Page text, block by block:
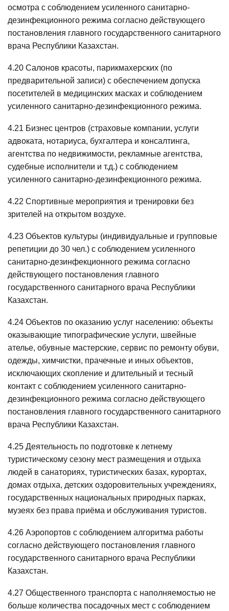
осмотра с соблюдением усиленного санитарно-
дезинфекционного режима согласно действующего
постановления главного государственного санитарного
врача Республики Казахстан.
4.20 Салонов красоты, парикмахерских (по
предварительной записи) с обеспечением допуска
посетителей в медицинских масках и соблюдением
усиленного санитарно-дезинфекционного режима.
4.21 Бизнес центров (страховые компании, услуги
адвоката, нотариуса, бухгалтера и консалтинга,
агентства по недвижимости, рекламные агентства,
судебные исполнители и т.д.) с соблюдением
усиленного санитарно-дезинфекционного режима.
4.22 Спортивные мероприятия и тренировки без
зрителей на открытом воздухе.
4.23 Объектов культуры (индивидуальные и групповые
репетиции до 30 чел.) с соблюдением усиленного
санитарно-дезинфекционного режима согласно
действующего постановления главного
государственного санитарного врача Республики
Казахстан.
4.24 Объектов по оказанию услуг населению: объекты
оказывающие типографические услуги, швейные
ателье, обувные мастерские, сервис по ремонту обуви,
одежды, химчистки, прачечные и иных объектов,
исключающих скопление и длительный и тесный
контакт с соблюдением усиленного санитарно-
дезинфекционного режима согласно действующего
постановления главного государственного санитарного
врача Республики Казахстан.
4.25 Деятельность по подготовке к летнему
туристическому сезону мест размещения и отдыха
людей в санаториях, туристических базах, курортах,
домах отдыха, детских оздоровительных учреждениях,
государственных национальных природных парках,
музеях без права приёма и обслуживания туристов.
4.26 Аэропортов с соблюдением алгоритма работы
согласно действующего постановления главного
государственного санитарного врача Республики
Казахстан.
4.27 Общественного транспорта с наполняемостью не
больше количества посадочных мест с соблюдением